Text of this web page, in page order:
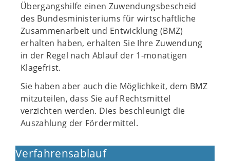
Übergangshilfe einen Zuwendungsbescheid
des Bundesministeriums für wirtschaftliche
Zusammenarbeit und Entwicklung (BMZ)
erhalten haben, erhalten Sie Ihre Zuwendung
in der Regel nach Ablauf der 1-monatigen
Klagefrist.
Sie haben aber auch die Möglichkeit, dem BMZ
mitzuteilen, dass Sie auf Rechtsmittel
verzichten werden. Dies beschleunigt die
Auszahlung der Fördermittel.
Verfahrensablauf